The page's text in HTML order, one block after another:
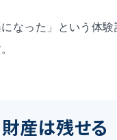
なった」という体
産は残せる